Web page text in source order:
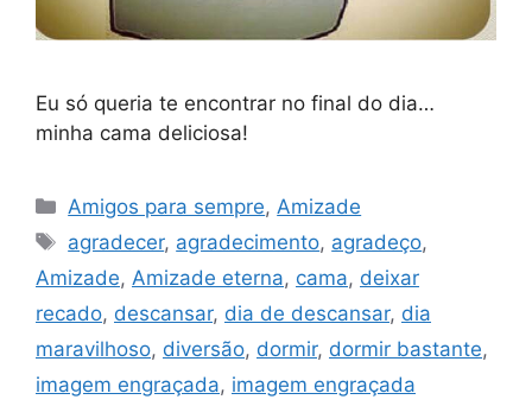
Eu só queria te encontrar no final do dia…
minha cama deliciosa!
Categorias
Amigos para sempre, Amizade
Tags
agradecer, agradecimento, agradeço,
Amizade, Amizade eterna, cama, deixar
recado, descansar, dia de descansar, dia
maravilhoso, diversão, dormir, dormir bastante,
imagem engraçada, imagem engraçada